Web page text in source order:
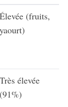
Élevée (fruits,
yaourt)
Très élevée
(91%)